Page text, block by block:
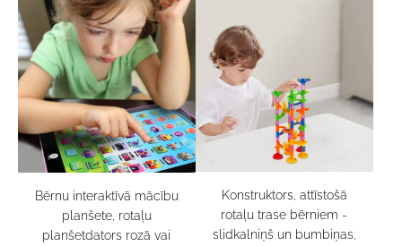
Bērnu interaktīvā mācību
planšete, rotaļu
planšetdators rozā vai
Konstruktors, attīstošā
rotaļu trase bērniem -
slidkalniņš un bumbiņas,